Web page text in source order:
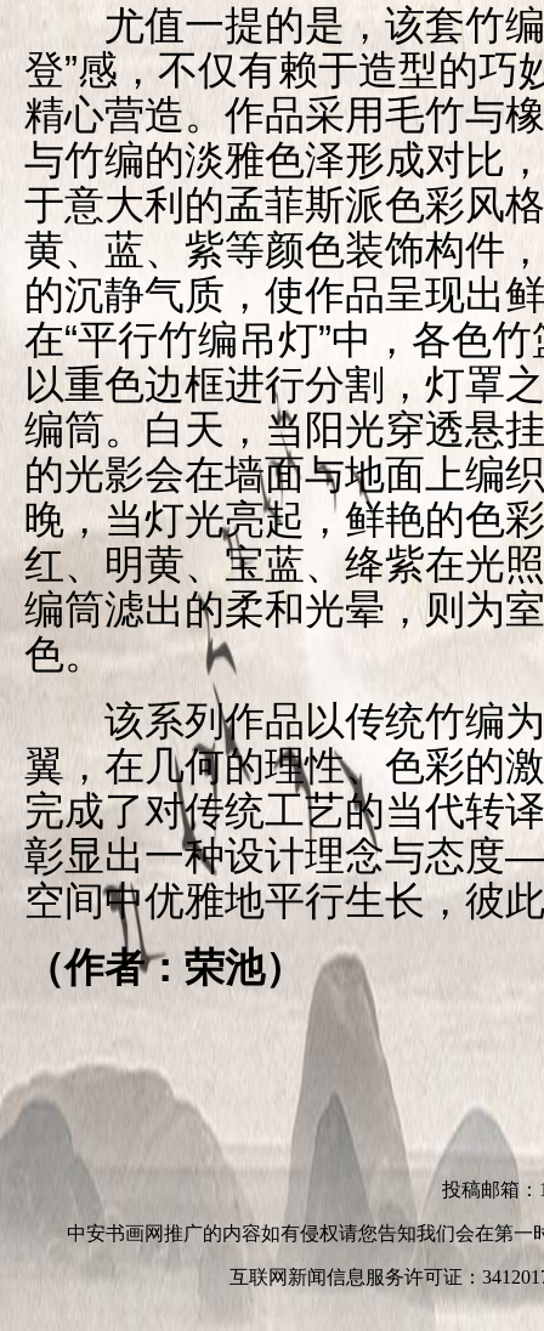
尤值一提的是，该套竹编
登”感，不仅有赖于造型的巧
精心营造。作品采用毛竹与
与竹编的淡雅色泽形成对比
于意大利的孟菲斯派色彩风
黄、蓝、紫等颜色装饰构件
的沉静气质，使作品呈现出
在“平行竹编吊灯”中，各色
以重色边框进行分割，灯罩
编筒。白天，当阳光穿透悬
的光影会在墙面与地面上编
晚，当灯光亮起，鲜艳的色
红、明黄、宝蓝、绛紫在光
编筒滤出的柔和光晕，则为
色。
该系列作品以传统竹编为
翼，在几何的理性、色彩的
完成了对传统工艺的当代转
彰显出一种设计理念与态度
空间中优雅地平行生长，彼
（作者：荣池）
投稿邮箱：
中安书画网推广的内容如有侵权请您告知我们会在第
互联网新闻信息服务许可证：